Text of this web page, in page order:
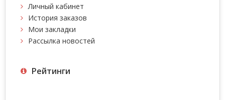
Личный кабинет
История заказов
Мои закладки
Рассылка новостей
Рейтинги